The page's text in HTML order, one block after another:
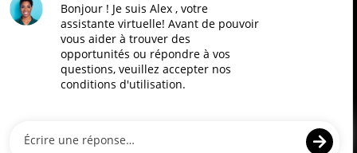
Compagnies Loblaw